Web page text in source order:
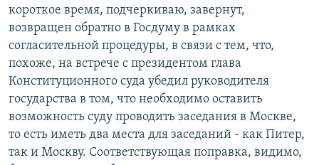
короткое время, подчеркиваю, завернут,
возвращен обратно в Госдуму в рамках
согласительной процедуры, в связи с тем, что,
похоже, на встрече с президентом глава
Конституционного суда убедил руководителя
государства в том, что необходимо оставить
возможность суду проводить заседания в Москве,
то есть иметь два места для заседаний - как Питер,
так и Москву. Соответствующая поправка, видимо,